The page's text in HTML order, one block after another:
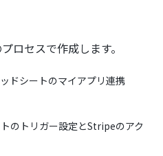
ロセスで作成します。
ドシートのマイアプリ連携
のトリガー設定とStripeのアク